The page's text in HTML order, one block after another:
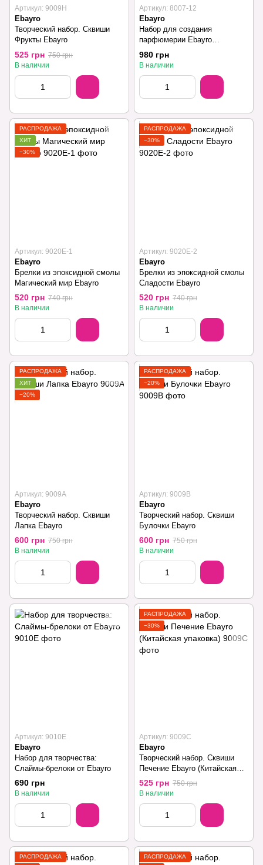
Артикул: 9009H
Ebayro
Творческий набор. Сквиши
Фрукты Ebayro
525 грн 750 грн
В наличии
Артикул: 8007-12
Ebayro
Набор для создания
парфюмерии Ebayro
"Магические духи" DIY Magic
Perfumer 13-в-1
980 грн
В наличии
РАСПРОДАЖА
ХИТ
−30%
Артикул: 9020E-1
Ebayro
Брелки из эпоксидной смолы
Магический мир Ebayro
520 грн 740 грн
В наличии
РАСПРОДАЖА
−30%
Артикул: 9020E-2
Ebayro
Брелки из эпоксидной смолы
Сладости Ebayro
520 грн 740 грн
В наличии
РАСПРОДАЖА
ХИТ
−20%
Артикул: 9009A
Ebayro
Творческий набор. Сквиши
Лапка Ebayro
600 грн 750 грн
В наличии
РАСПРОДАЖА
−20%
Артикул: 9009B
Ebayro
Творческий набор. Сквиши
Булочки Ebayro
600 грн 750 грн
В наличии
Артикул: 9010E
Ebayro
Набор для творчества:
Слаймы-брелоки от Ebayro
690 грн
В наличии
РАСПРОДАЖА
−30%
Артикул: 9009С
Ebayro
Творческий набор. Сквиши
Печение Ebayro (Китайская
упаковка)
525 грн 750 грн
В наличии
РАСПРОДАЖА
РАСПРОДАЖА